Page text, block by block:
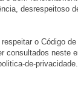
desrespeitoso
o Código
consultados neste
de-